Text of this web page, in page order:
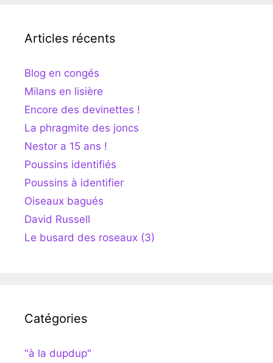
Articles récents
Blog en congés
Milans en lisière
Encore des devinettes !
La phragmite des joncs
Nestor a 15 ans !
Poussins identifiés
Poussins à identifier
Oiseaux bagués
David Russell
Le busard des roseaux (3)
Catégories
"à la dupdup"